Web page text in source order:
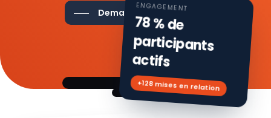
Demander une démo
ENGAGEMENT
78 % de
participants
actifs
+128 mises en relation